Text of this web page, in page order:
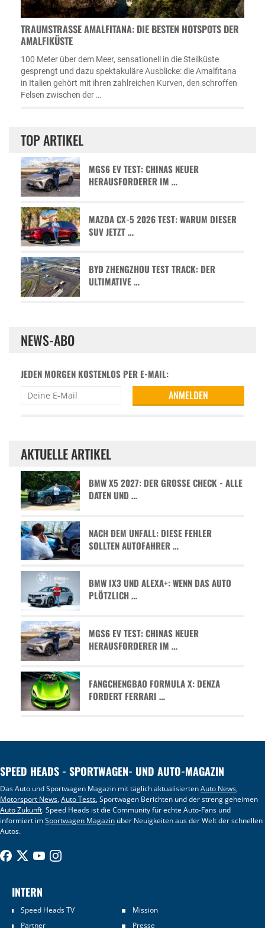
TRAUMSTRASSE AMALFITANA: DIE BESTEN HOTSPOTS DER A
MALFIKÜSTE
100 Meter über dem Meer, sensationell in die Steilküste
gesprengt und dazu spektakuläre Ausblicke: die Amalfitana
in Italien gehört mit ihren zahlreichen Kurven, den schroffen
Felsen zwischen der …
TOP ARTIKEL
MGS6 EV TEST: CHINAS NEUER
HERAUSFORDERER IM …
MAZDA CX-5 2026 TEST: WARUM DIESER
SUV JETZT …
BYD ZHENGZHOU TEST TRACK: DER
ULTIMATIVE …
NEWS-ABO
JEDEN MORGEN KOSTENLOS PER E-MAIL:
AKTUELLE ARTIKEL
BMW X5 2027: DER GROSSE CHECK - ALLE D
ATEN UND …
NACH DEM UNFALL: DIESE FEHLER
SOLLTEN AUTOFAHRER …
BMW IX3 UND ALEXA+: WENN DAS AUTO
PLÖTZLICH …
MGS6 EV TEST: CHINAS NEUER
HERAUSFORDERER IM …
FANGCHENGBAO FORMULA X: DENZA
FORDERT FERRARI …
SPEED HEADS - SPORTWAGEN- UND AUTO-MAGAZIN
Das Auto und Sportwagen Magazin mit täglich aktualisiertenAuto News,
Motorsport News,Auto Tests, Sportwagen Berichten und der streng geheimen
Auto Zukunft. Speed Heads ist die Community für echte Auto-Fans und
informiert imSportwagen Magazin über Neuigkeiten aus der Welt der schnellen
Autos.
INTERN
Speed Heads TV
Mission
Partner
Presse